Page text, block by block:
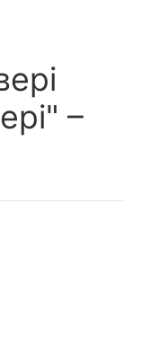
–